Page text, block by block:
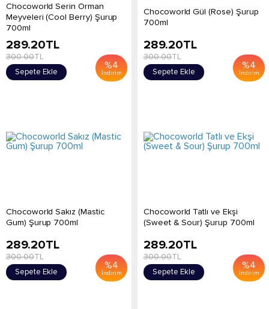
Chocoworld Serin Orman
Meyveleri (Cool Berry) Şurup
700ml
%4
İndirim
289.20TL
300.00TL
Sepete Ekle
Chocoworld Gül (Rose) Şurup
700ml
%4
İndirim
289.20TL
300.00TL
Sepete Ekle
Chocoworld Sakız (Mastic
Gum) Şurup 700ml
%4
İndirim
289.20TL
300.00TL
Sepete Ekle
Chocoworld Tatlı ve Ekşi
(Sweet & Sour) Şurup 700ml
%4
İndirim
289.20TL
300.00TL
Sepete Ekle